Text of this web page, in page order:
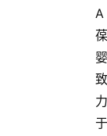
A
葆
婴
致
力
于